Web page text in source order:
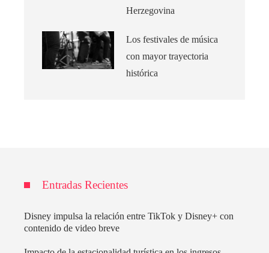
Herzegovina
Los festivales de música
con mayor trayectoria
histórica
Entradas Recientes
Disney impulsa la relación entre TikTok y Disney+ con
contenido de video breve